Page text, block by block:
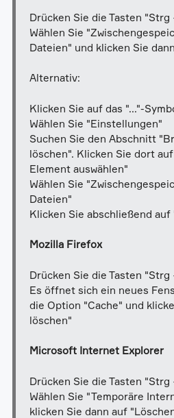
Drücken Sie die Tasten
Wählen Sie
Dateien" und klicken Sie
Alternativ:
Klicken Sie auf das "..."-
Wählen Sie "Einstellungen"
Suchen Sie den Abschnitt
löschen". Klicken Sie dort
Element auswählen"
Wählen Sie
Dateien"
Klicken Sie abschließend auf
Mozilla Firefox
Drücken Sie die Tasten
Es öffnet sich ein neues
die Option "Cache" und
löschen"
Microsoft Internet Explorer
Drücken Sie die Tasten
Wählen Sie "Temporäre
klicken Sie dann auf